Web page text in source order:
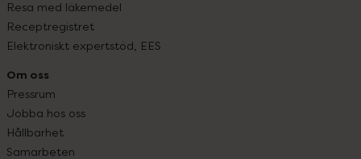
Resa med läkemedel
Receptregistret
Elektroniskt expertstöd, EES
Om oss
Pressrum
Jobba hos oss
Hållbarhet
Samarbeten